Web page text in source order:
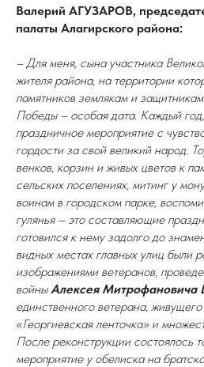
Валерий АГУЗАРОВ,
палаты Алагирского района:
– Для меня, сына участника
жителя района, на территории
памятников землякам и
Победы – особая дата. Каждый
праздничное мероприятие с
гордости за свой великий народ.
венков, корзин и живых цветов к
сельских поселениях, митинг у
воинам в городском парке,
гулянья – это составляющие
готовился к нему задолго до
видных местах главных улиц были
изображениями ветеранов,
войныАлексея Митрофановича
единственного ветерана,
«Георгиевская ленточка» и
После реконструкции состоялось
мероприятие у обелиска на